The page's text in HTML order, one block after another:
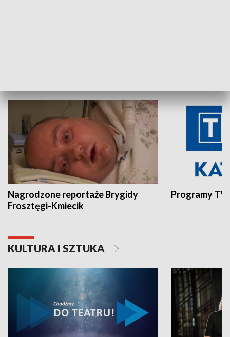
Nagrodzone reportaże Brygidy
Frosztęgi-Kmiecik
Programy
KULTURA I SZTUKA